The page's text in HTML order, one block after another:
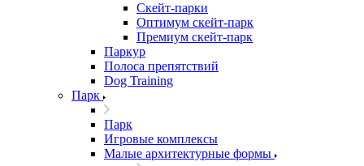
Скейт-парки
Оптимум скейт-парк
Премиум скейт-парк
Паркур
Полоса препятствий
Dog Training
Парк
Парк
Игровые комплексы
Малые архитектурные формы